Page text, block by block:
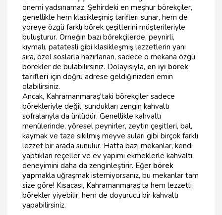
önemi yadsınamaz. Şehirdeki en meşhur börekçiler,
genellikle hem klasikleşmiş tarifleri sunar, hem de
yöreye özgü farklı börek çeşitlerini müşterileriyle
buluşturur. Örneğin bazı börekçilerde, peynirli,
kıymalı, patatesli gibi klasikleşmiş lezzetlerin yanı
sıra, özel soslarla hazırlanan, sadece o mekana özgü
börekler de bulabilirsiniz. Dolayısıyla, en iyi börek
tarifleri için doğru adrese geldiğinizden emin
olabilirsiniz.
Ancak, Kahramanmaraş'taki börekçiler sadece
börekleriyle değil, sundukları zengin kahvaltı
sofralarıyla da ünlüdür. Genellikle kahvaltı
menülerinde, yöresel peynirler, zeytin çeşitleri, bal,
kaymak ve taze sıkılmış meyve suları gibi birçok farklı
lezzet bir arada sunulur. Hatta bazı mekanlar, kendi
yaptıkları reçeller ve ev yapımı ekmeklerle kahvaltı
deneyimini daha da zenginleştirir. Eğer börek
yapmakla uğraşmak istemiyorsanız, bu mekanlar tam
size göre! Kısacası, Kahramanmaraş'ta hem lezzetli
börekler yiyebilir, hem de doyurucu bir kahvaltı
yapabilirsiniz.